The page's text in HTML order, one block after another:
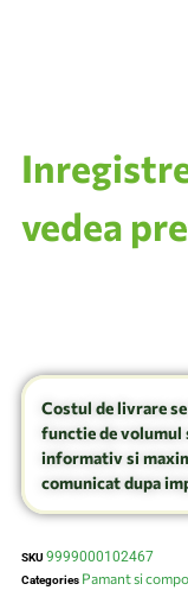
vedea
Costul de livrare
functie de volumul
informativ si
comunicat dupa
SKU 9999000102467
Categories Pamant si